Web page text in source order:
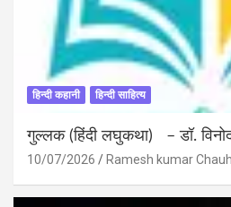
हिन्दी कहानी हिन्दी साहित्य
गुल्लक (हिंदी लघुकथा) – डॉ. विनोद
10/07/2026 Ramesh kumar